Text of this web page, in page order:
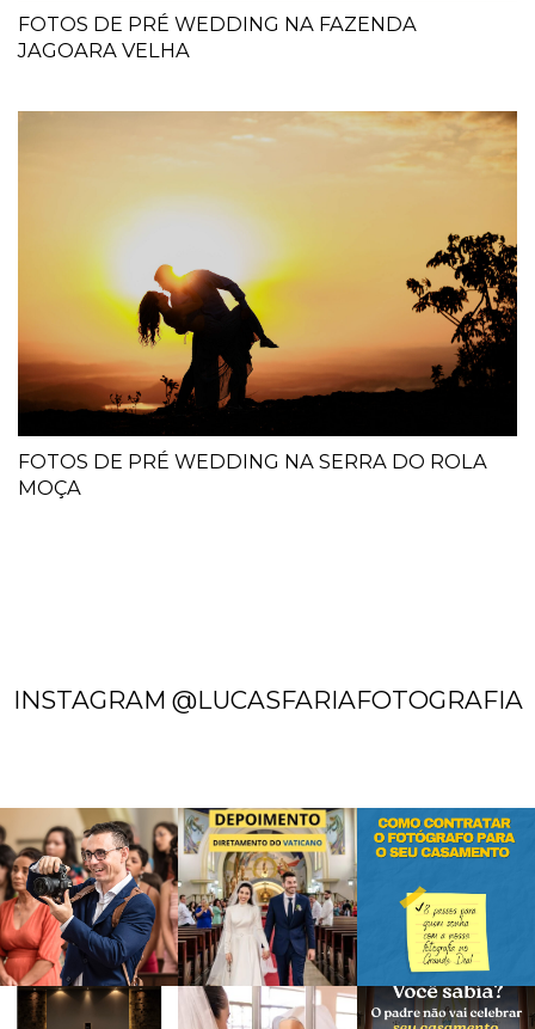
FOTOS DE PRÉ WEDDING NA FAZENDA
JAGOARA VELHA
FOTOS DE PRÉ WEDDING NA SERRA DO ROLA
MOÇA
INSTAGRAM @LUCASFARIAFOTOGRAFIA